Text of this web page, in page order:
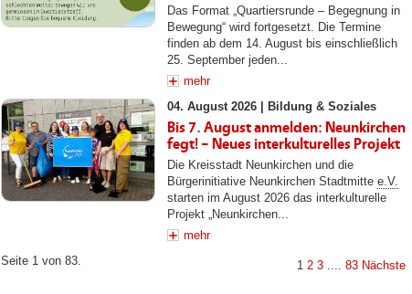
Das Format „Quartiersrunde – Begegnung in
Bewegung“ wird fortgesetzt. Die Termine
finden ab dem 14. August bis einschließlich
25. September jeden...
mehr
04. August 2026 |
Bildung & Soziales
Bis 7. August anmelden: Neunkirchen
fegt! – Neues interkulturelles Projekt
Die Kreisstadt Neunkirchen und die
Bürgerinitiative Neunkirchen Stadtmittee.V.
starten im August 2026 das interkulturelle
Projekt „Neunkirchen...
mehr
Seite 1 von 83.
1 2 3 .... 83 Nächste